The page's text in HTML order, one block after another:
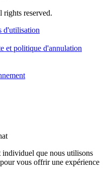
rights reserved.
d'utilisation
et politique d'annulation
individuel que nous utilisons
vous offrir une expérience